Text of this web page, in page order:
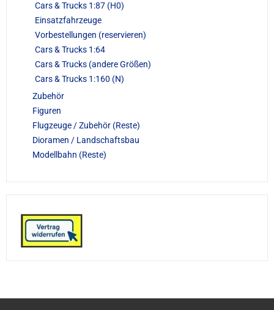
Cars & Trucks 1:87 (H0)
Einsatzfahrzeuge
Vorbestellungen (reservieren)
Cars & Trucks 1:64
Cars & Trucks (andere Größen)
Cars & Trucks 1:160 (N)
Zubehör
Figuren
Flugzeuge / Zubehör (Reste)
Dioramen / Landschaftsbau
Modellbahn (Reste)